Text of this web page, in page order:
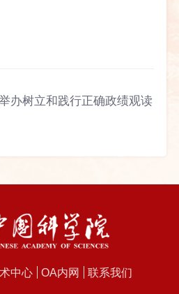
办树立和践行正确政绩观读
中心 OA内网 联系我们